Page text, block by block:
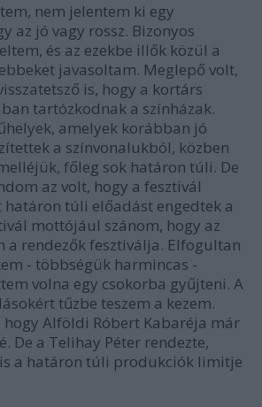
nem jelentem ki egy
az jó vagy rossz. Bizonyos
és az ezekbe illők közül a
javasoltam. Meglepő volt,
is, hogy a kortárs
tartózkodnak a színházak.
amelyek korábban jó
a színvonalukból, közben
főleg sok határon túli. De
az volt, hogy a fesztivál
határon túli előadást engedtek a
mottójául szánom, hogy az
a rendezők fesztiválja. Elfogultan
- többségük harmincas -
volna egy csokorba gyűjteni. A
tűzbe teszem a kezem.
hogy Alföldi Róbert Kabaréja már
De a Telihay Péter rendezte,
a határon túli produkciók limitje